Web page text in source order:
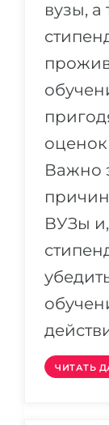
вузы, а
Важно
ВУЗы
ЧИТАТЬ